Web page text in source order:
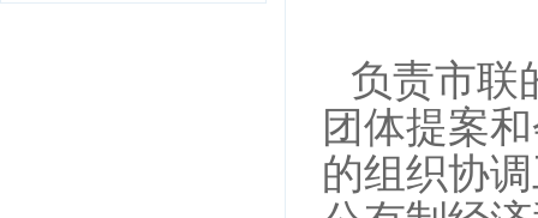
负责市联
团体提案
的组织协